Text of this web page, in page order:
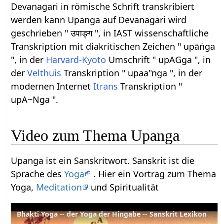
Devanagari in römische Schrift transkribiert
werden kann Upanga auf Devanagari wird
geschrieben " उपाङ्ग ", in IAST wissenschaftliche
Transkription mit diakritischen Zeichen " upāṅga
", in der Harvard-Kyoto Umschrift " upAGga ", in
derVelthuis Transkription " upaa"nga ", in der
modernen InternetItrans Transkription "
upA~Nga ".
Video zum Thema Upanga
Upanga ist ein Sanskritwort. Sanskrit ist die
Sprache desYoga
. Hier ein Vortrag zum Thema
Yoga, Meditation und Spiritualität
Bhakti Yoga -- der Yoga der Hingabe -- Sanskrit Lexikon